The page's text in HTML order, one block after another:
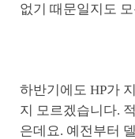
없기 때문일지도
하반기에도 HP가
지 모르겠습니다.
은데요. 예전부터